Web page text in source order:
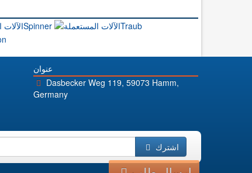
عنوان
Dasbecker Weg 119, 59073 Hamm,
Germany
اشترك